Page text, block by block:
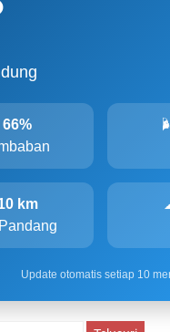
66%
km
Update otomatis setiap 10